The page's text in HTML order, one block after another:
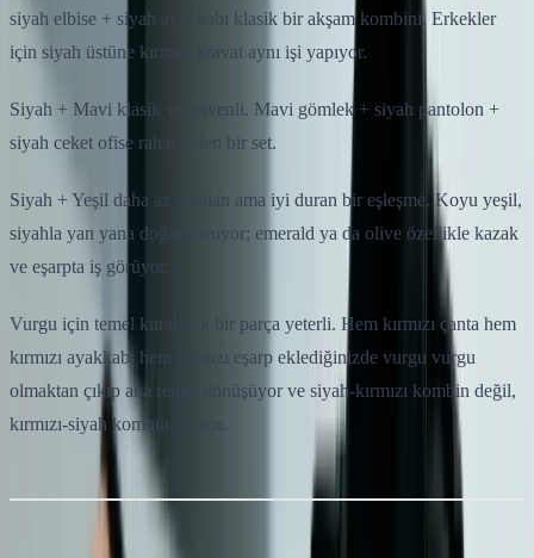
siyah elbise + siyah ayakkabı klasik bir akşam kombini. Erkekler
için siyah üstüne kırmızı kravat aynı işi yapıyor.
Siyah + Mavi klasik ve güvenli. Mavi gömlek + siyah pantolon +
siyah ceket ofise rahat giden bir set.
Siyah + Yeşil daha az yapılan ama iyi duran bir eşleşme. Koyu yeşil,
siyahla yan yana doğal duruyor; emerald ya da olive özellikle kazak
ve eşarpta iş görüyor.
Vurgu için temel kural: tek bir parça yeterli. Hem kırmızı çanta hem
kırmızı ayakkabı hem kırmızı eşarp eklediğinizde vurgu vurgu
olmaktan çıkıp ana renge dönüşüyor ve siyah-kırmızı kombin değil,
kırmızı-siyah kombin oluyor.